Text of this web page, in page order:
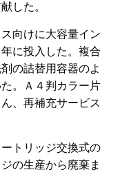
した。
向けに大容量イン
に投入した。複合
の詰替用容器のよ
。Ａ４判カラー片
、再補充サービス
トリッジ交換式の
の生産から廃棄ま